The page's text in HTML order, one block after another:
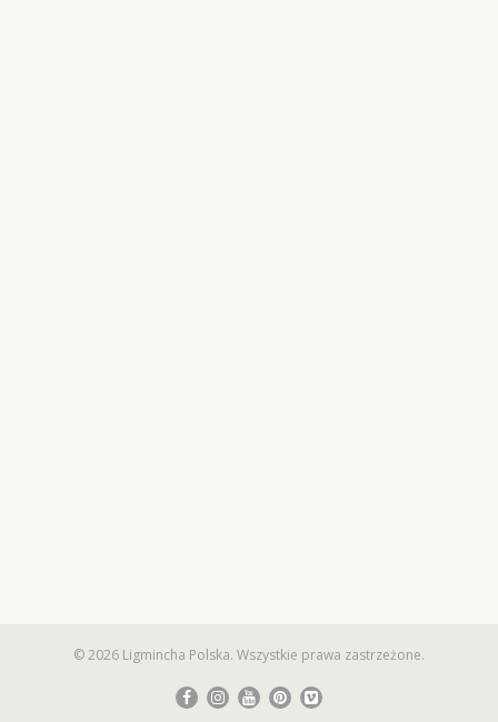
© 2026 Ligmincha Polska. Wszystkie prawa zastrzeżone.